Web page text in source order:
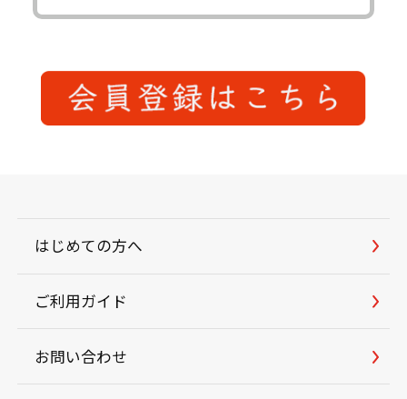
はじめての方へ
ご利用ガイド
お問い合わせ